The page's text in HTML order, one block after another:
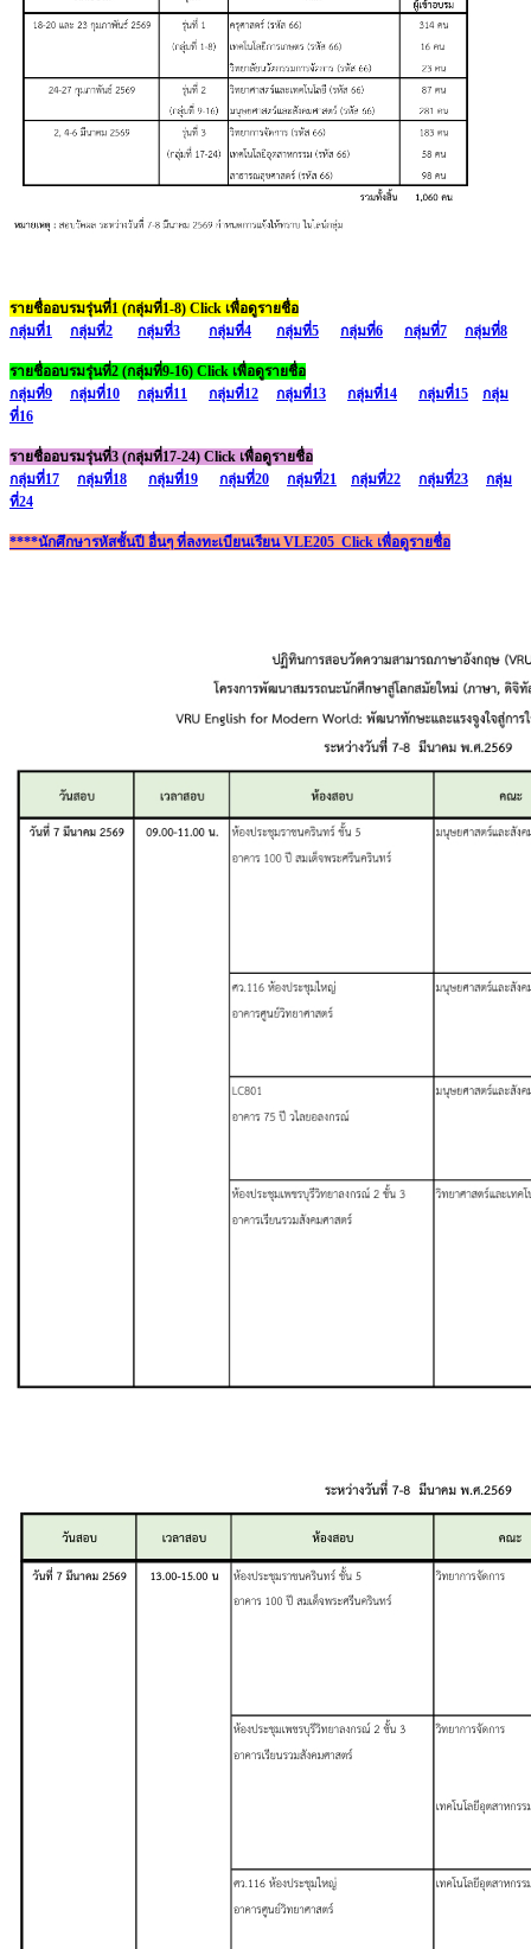
รายชื่ออบรมรุ่นที่1 (กลุ่มที่1-8) Click เพื่อดูรายชื่อ
กลุ่มที่1
กลุ่มที่2 กลุ่มที่3 กลุ่มที่4 กลุ่มที่5 กลุ่มที่6 กลุ่มที่7 กลุ่มที่8
รายชื่ออบรมรุ่นที่2 (กลุ่มที่9-16) Click เพื่อดูรายชื่อ
กลุ่มที่9
กลุ่มที่10 กลุ่มที่11 กลุ่มที่12 กลุ่มที่13 กลุ่มที่14 กลุ่มที่15
กลุ่ม
ที่16
รายชื่ออบรมรุ่นที่3 (กลุ่มที่17-24) Click เพื่อดูรายชื่อ
กลุ่มที่17
กลุ่มที่18 กลุ่มที่19 กลุ่มที่20 กลุ่มที่21 กลุ่มที่22 กลุ่มที่23
กลุ่ม
ที่24
****นักศึกษารหัสชั้นปี อื่นๆ ที่ลงทะเบียนเรียน VLE205 Click เพื่อดูรายชื่อ